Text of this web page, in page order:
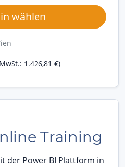
wählen
1.426,81 €)
Training
der Power BI Plattform in